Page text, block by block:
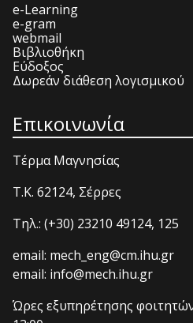
e-Learning
e-gram
webmail
Βιβλιοθήκη
Εύδοξος
Δωρεάν διάθεση λογισμικού
Επικοινωνία
Τέρμα Μαγνησίας
T.K. 62124, Σέρρες
Τηλ.: (+30) 23210 49124, 125
email: mech_eng@cm.ihu.gr
email: info@mech.ihu.gr
Ώρες εξυπηρέτησης